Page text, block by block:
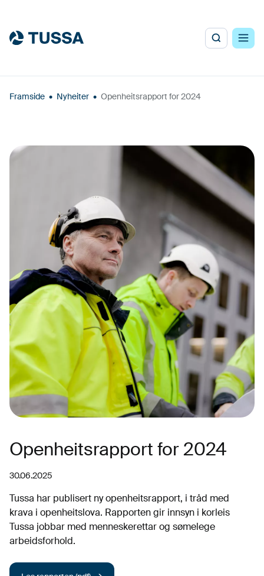
Framside • Nyheiter • Openheitsrapport for 2024
Openheitsrapport for 2024
30.06.2025
Tussa har publisert ny openheitsrapport, i tråd med
krava i openheitslova. Rapporten gir innsyn i korleis
Tussa jobbar med menneskerettar og sømelege
arbeidsforhold.